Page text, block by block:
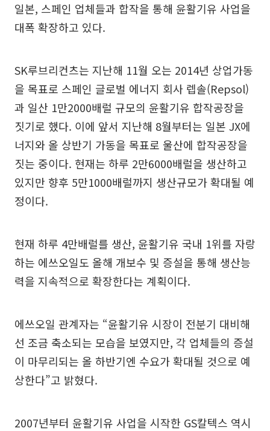
일본, 스페인 업체들과 합작을 통해 윤활기유 사업을
대폭 확장하고 있다.
SK루브리컨츠는 지난해 11월 오는 2014년 상업가동
을 목표로 스페인 글로벌 에너지 회사 렙솔(Repsol)
과 일산 1만2000배럴 규모의 윤활기유 합작공장을
짓기로 했다. 이에 앞서 지난해 8월부터는 일본 JX에
너지와 올 상반기 가동을 목표로 울산에 합작공장을
짓는 중이다. 현재는 하루 2만6000배럴을 생산하고
있지만 향후 5만1000배럴까지 생산규모가 확대될 예
정이다.
현재 하루 4만배럴를 생산, 윤활기유 국내 1위를 자랑
하는 에쓰오일도 올해 개보수 및 증설을 통해 생산능
력을 지속적으로 확장한다는 계획이다.
에쓰오일 관계자는 “윤활기유 시장이 전분기 대비해
선 조금 축소되는 모습을 보였지만, 각 업체들의 증설
이 마무리되는 올 하반기엔 수요가 확대될 것으로 예
상한다”고 밝혔다.
2007년부터 윤활기유 사업을 시작한 GS칼텍스 역시